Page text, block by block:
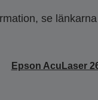
se
Epson AcuLaser